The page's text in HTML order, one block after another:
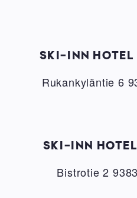
SKI-INN HOTEL
Rukankyläntie 6
SKI-INN
Bistrotie 2